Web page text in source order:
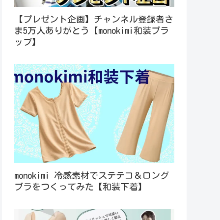
【プレゼント企画】チャンネル登録者さ
ま5万人ありがとう【monokimi和装ブラ
ップ】
monokimi 冷感素材でステテコ＆ロング
ブラをつくってみた【和装下着】